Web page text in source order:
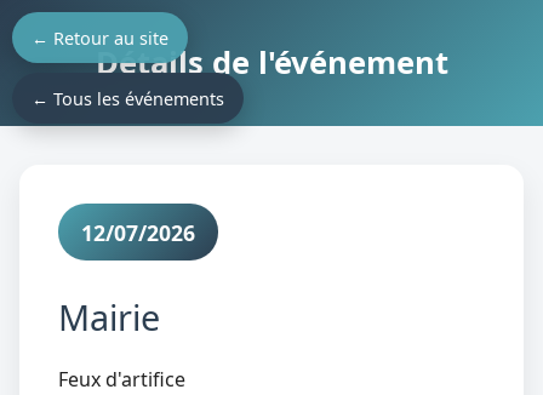
← Retour au site
← Tous les événements
Détails de l'événement
12/07/2026
Mairie
Feux d'artifice